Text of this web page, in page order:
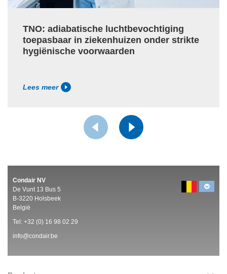
TNO: adiabatische luchtbevochtiging
toepasbaar in ziekenhuizen onder strikte
hygiënische voorwaarden
Lees meer
Condair NV
De Vunt 13 Bus 5
B-3220 Holsbeek
België
Tel: +32 (0) 16 98 02 29
info@condair.be